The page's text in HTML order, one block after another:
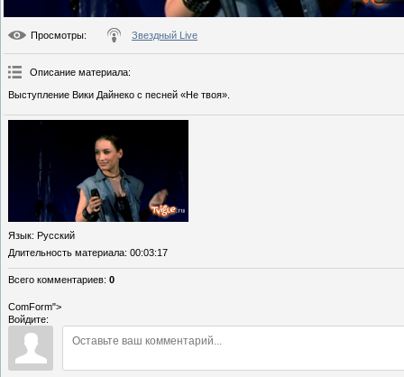
Просмотры: Звездный Live
Описание материала:
Выступление Вики Дайнеко с песней «Не твоя».
Язык: Русский
Длительность материала: 00:03:17
Всего комментариев: 0
ComForm">
Войдите: